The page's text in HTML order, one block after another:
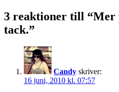
3 reaktioner till “Mer
tack.”
Candy skriver:
16 juni, 2010 kl. 07:57